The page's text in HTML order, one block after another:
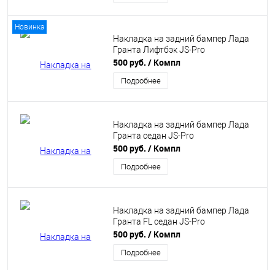
Новинка
Накладка на задний бампер Лада
Гранта Лифтбэк JS-Pro
500 руб. / Компл
Подробнее
Накладка на задний бампер Лада
Гранта седан JS-Pro
500 руб. / Компл
Подробнее
Накладка на задний бампер Лада
Гранта FL седан JS-Pro
500 руб. / Компл
Подробнее